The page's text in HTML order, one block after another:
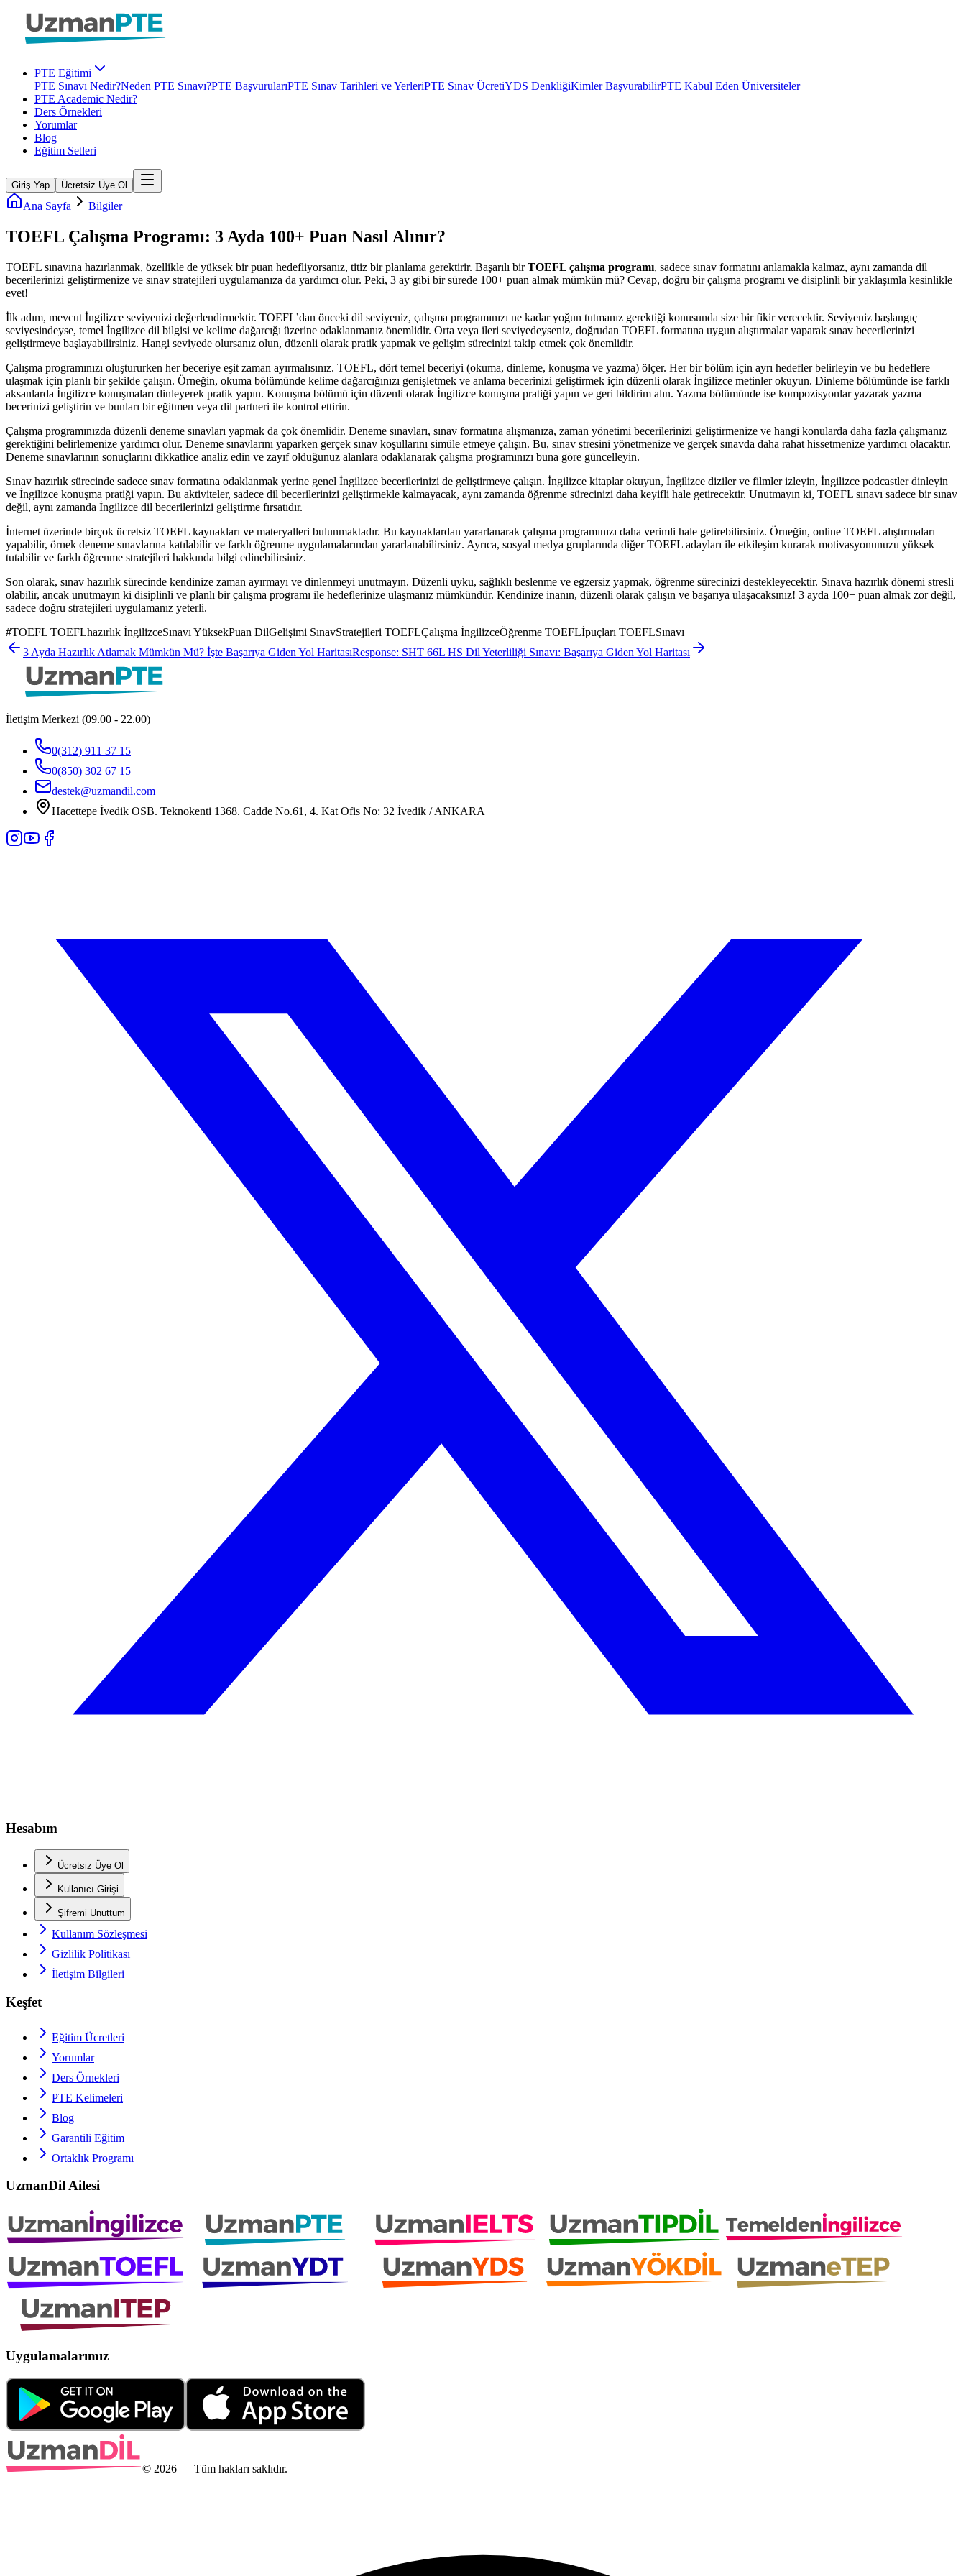
PTE Eğitimi
PTE Sınavı Nedir?Neden PTE Sınavı?PTE BaşvurularıPTE Sınav Tarihleri ve YerleriPTE Sınav ÜcretiYDS DenkliğiKimler BaşvurabilirPTE Kabul Eden Üniversiteler
PTE Academic Nedir?
Ders Örnekleri
Yorumlar
Blog
Eğitim Setleri
Giriş Yap Ücretsiz Üye Ol
Ana Sayfa Bilgiler
TOEFL Çalışma Programı: 3 Ayda 100+ Puan Nasıl Alınır?
TOEFL sınavına hazırlanmak, özellikle de yüksek bir puan hedefliyorsanız, titiz bir planlama gerektirir. Başarılı birTOEFL çalışma programı, sadece sınav formatını anlamakla kalmaz, aynı zamanda dil
becerilerinizi geliştirmenize ve sınav stratejileri uygulamanıza da yardımcı olur. Peki, 3 ay gibi bir sürede 100+ puan almak mümkün mü? Cevap, doğru bir çalışma programı ve disiplinli bir yaklaşımla kesinlikle
evet!
İlk adım, mevcut İngilizce seviyenizi değerlendirmektir. TOEFL’dan önceki dil seviyeniz, çalışma programınızı ne kadar yoğun tutmanız gerektiği konusunda size bir fikir verecektir. Seviyeniz başlangıç
seviyesindeyse, temel İngilizce dil bilgisi ve kelime dağarcığı üzerine odaklanmanız önemlidir. Orta veya ileri seviyedeyseniz, doğrudan TOEFL formatına uygun alıştırmalar yaparak sınav becerilerinizi
geliştirmeye başlayabilirsiniz. Hangi seviyede olursanız olun, düzenli olarak pratik yapmak ve gelişim sürecinizi takip etmek çok önemlidir.
Çalışma programınızı oluştururken her beceriye eşit zaman ayırmalısınız. TOEFL, dört temel beceriyi (okuma, dinleme, konuşma ve yazma) ölçer. Her bir bölüm için ayrı hedefler belirleyin ve bu hedeflere
ulaşmak için planlı bir şekilde çalışın. Örneğin, okuma bölümünde kelime dağarcığınızı genişletmek ve anlama becerinizi geliştirmek için düzenli olarak İngilizce metinler okuyun. Dinleme bölümünde ise farklı
aksanlarda İngilizce konuşmaları dinleyerek pratik yapın. Konuşma bölümü için düzenli olarak İngilizce konuşma pratiği yapın ve geri bildirim alın. Yazma bölümünde ise kompozisyonlar yazarak yazma
becerinizi geliştirin ve bunları bir eğitmen veya dil partneri ile kontrol ettirin.
Çalışma programınızda düzenli deneme sınavları yapmak da çok önemlidir. Deneme sınavları, sınav formatına alışmanıza, zaman yönetimi becerilerinizi geliştirmenize ve hangi konularda daha fazla çalışmanız
gerektiğini belirlemenize yardımcı olur. Deneme sınavlarını yaparken gerçek sınav koşullarını simüle etmeye çalışın. Bu, sınav stresini yönetmenize ve gerçek sınavda daha rahat hissetmenize yardımcı olacaktır.
Deneme sınavlarının sonuçlarını dikkatlice analiz edin ve zayıf olduğunuz alanlara odaklanarak çalışma programınızı buna göre güncelleyin.
Sınav hazırlık sürecinde sadece sınav formatına odaklanmak yerine genel İngilizce becerilerinizi de geliştirmeye çalışın. İngilizce kitaplar okuyun, İngilizce diziler ve filmler izleyin, İngilizce podcastler dinleyin
ve İngilizce konuşma pratiği yapın. Bu aktiviteler, sadece dil becerilerinizi geliştirmekle kalmayacak, aynı zamanda öğrenme sürecinizi daha keyifli hale getirecektir. Unutmayın ki, TOEFL sınavı sadece bir sınav
değil, aynı zamanda İngilizce dil becerilerinizi geliştirme fırsatıdır.
İnternet üzerinde birçok ücretsiz TOEFL kaynakları ve materyalleri bulunmaktadır. Bu kaynaklardan yararlanarak çalışma programınızı daha verimli hale getirebilirsiniz. Örneğin, online TOEFL alıştırmaları
yapabilir, örnek deneme sınavlarına katılabilir ve farklı öğrenme uygulamalarından yararlanabilirsiniz. Ayrıca, sosyal medya gruplarında diğer TOEFL adayları ile etkileşim kurarak motivasyonunuzu yüksek
tutabilir ve farklı öğrenme stratejileri hakkında bilgi edinebilirsiniz.
Son olarak, sınav hazırlık sürecinde kendinize zaman ayırmayı ve dinlenmeyi unutmayın. Düzenli uyku, sağlıklı beslenme ve egzersiz yapmak, öğrenme sürecinizi destekleyecektir. Sınava hazırlık dönemi stresli
olabilir, ancak unutmayın ki disiplinli ve planlı bir çalışma programı ile hedeflerinize ulaşmanız mümkündür. Kendinize inanın, düzenli olarak çalışın ve başarıya ulaşacaksınız! 3 ayda 100+ puan almak zor değil,
sadece doğru stratejileri uygulamanız yeterli.
#TOEFL TOEFLhazırlık İngilizceSınavı YüksekPuan DilGelişimi SınavStratejileri TOEFLÇalışma İngilizceÖğrenme TOEFLİpuçları TOEFLSınavı
3 Ayda Hazırlık Atlamak Mümkün Mü? İşte Başarıya Giden Yol HaritasıResponse: SHT 66L HS Dil Yeterliliği Sınavı: Başarıya Giden Yol Haritası
İletişim Merkezi (09.00 - 22.00)
0(312) 911 37 15
0(850) 302 67 15
destek@uzmandil.com
Hacettepe İvedik OSB. Teknokenti 1368. Cadde No.61, 4. Kat Ofis No: 32 İvedik / ANKARA
Hesabım
Ücretsiz Üye Ol
Kullanıcı Girişi
Şifremi Unuttum
Kullanım Sözleşmesi
Gizlilik Politikası
İletişim Bilgileri
Keşfet
Eğitim Ücretleri
Yorumlar
Ders Örnekleri
PTE Kelimeleri
Blog
Garantili Eğitim
Ortaklık Programı
UzmanDil Ailesi
Uygulamalarımız
© 2026 — Tüm hakları saklıdır.